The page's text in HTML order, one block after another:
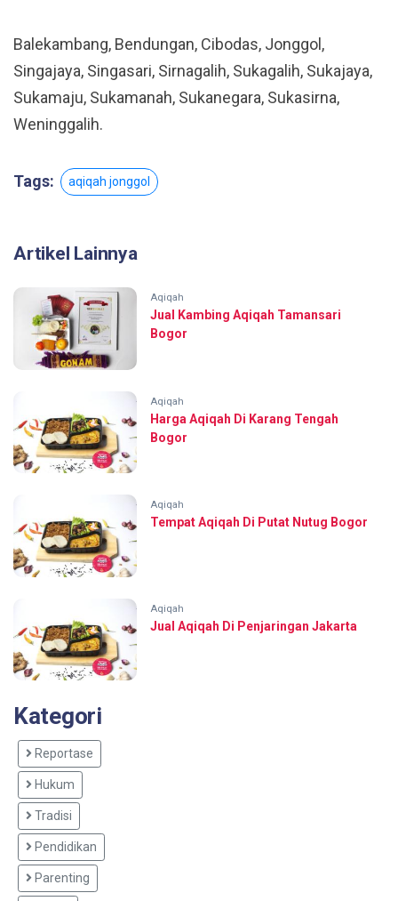
Balekambang, Bendungan, Cibodas, Jonggol,
Singajaya, Singasari, Sirnagalih, Sukagalih, Sukajaya,
Sukamaju, Sukamanah, Sukanegara, Sukasirna,
Weninggalih.
Tags: aqiqah jonggol
Artikel Lainnya
Aqiqah
Jual Kambing Aqiqah Tamansari
Bogor
Aqiqah
Harga Aqiqah Di Karang Tengah
Bogor
Aqiqah
Tempat Aqiqah Di Putat Nutug Bogor
Aqiqah
Jual Aqiqah Di Penjaringan Jakarta
Kategori
Reportase
Hukum
Tradisi
Pendidikan
Parenting